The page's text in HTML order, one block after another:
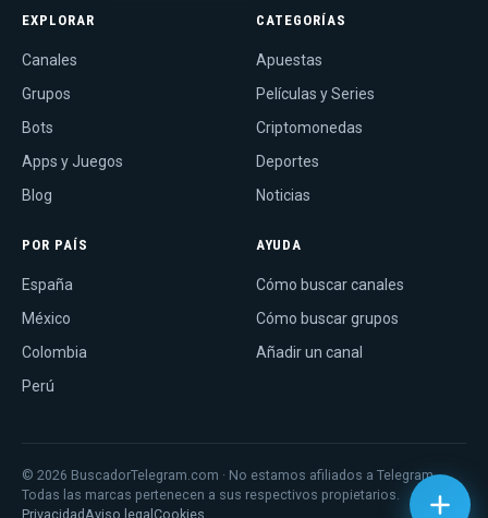
EXPLORAR
Canales
Grupos
Bots
Apps y Juegos
Blog
CATEGORÍAS
Apuestas
Películas y Series
Criptomonedas
Deportes
Noticias
POR PAÍS
España
México
Colombia
Perú
AYUDA
Cómo buscar canales
Cómo buscar grupos
Añadir un canal
© 2026 BuscadorTelegram.com · No estamos afiliados a Telegram.
Todas las marcas pertenecen a sus respectivos propietarios.
Privacidad Aviso legal Cookies